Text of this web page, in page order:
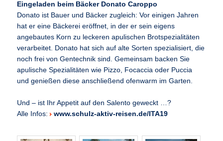
Eingeladen beim Bäcker Donato Caroppo
Donato ist Bauer und Bäcker zugleich: Vor einigen Jahren
hat er eine Bäckerei eröffnet, in der er sein eigens
angebautes Korn zu leckeren apulischen Brotspezialitäten
verarbeitet. Donato hat sich auf alte Sorten spezialisiert, die
noch frei von Gentechnik sind. Gemeinsam backen Sie
apulische Spezialitäten wie Pizzo, Focaccia oder Puccia
und genießen diese anschließend ofenwarm im Garten.
Und – ist Ihr Appetit auf den Salento geweckt …?
Alle Infos: www.schulz-aktiv-reisen.de/ITA19